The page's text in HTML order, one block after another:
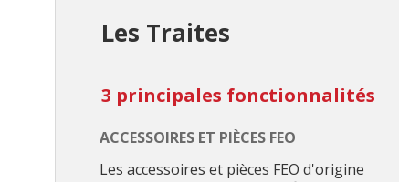
Les Traites
3 principales fonctionnalités
ACCESSOIRES ET PIÈCES FEO
Les accessoires et pièces FEO d'origine